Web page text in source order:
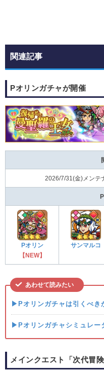
関連記事
Pオリンガチャが開催
2026/7/31(金)メンテ
Pオリン
【NEW】
サンマルコ
あわせて読みたい
▶Pオリンガチャは引くべき
▶Pオリンガチャシミュレー
メインクエスト「次代冒